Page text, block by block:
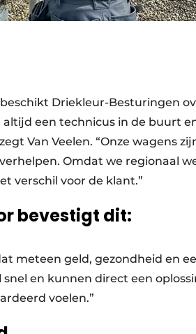
Driekleur-Besturingen
een technicus in de buurt
Van Veelen. “Onze wagens
Omdat we regionaal
verschil voor de klant.”
bevestigt dit:
meteen geld, gezondheid en
en kunnen direct een
voelen.”